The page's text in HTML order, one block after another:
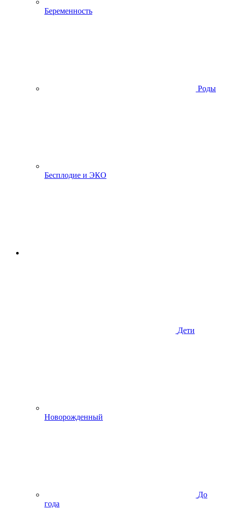
Беременность
Роды
Бесплодие и ЭКО
Дети
Новорожденный
До
года